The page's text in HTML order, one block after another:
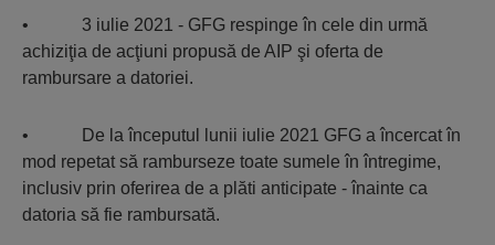
• 3 iulie 2021 - GFG respinge în cele din urmă
achiziţia de acţiuni propusă de AIP şi oferta de
rambursare a datoriei.
• De la începutul lunii iulie 2021 GFG a încercat în
mod repetat să ramburseze toate sumele în întregime,
inclusiv prin oferirea de a plăti anticipate - înainte ca
datoria să fie rambursată.